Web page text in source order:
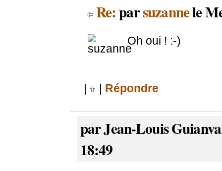
Re:parsuzannele
Oh oui ! :-)
| | Répondre
par Jean-Louis
18:49